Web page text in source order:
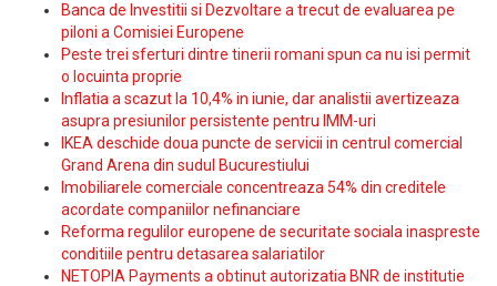
Banca de Investitii si Dezvoltare a trecut de evaluarea pe
piloni a Comisiei Europene
Peste trei sferturi dintre tinerii romani spun ca nu isi permit
o locuinta proprie
Inflatia a scazut la 10,4% in iunie, dar analistii avertizeaza
asupra presiunilor persistente pentru IMM-uri
IKEA deschide doua puncte de servicii in centrul comercial
Grand Arena din sudul Bucurestiului
Imobiliarele comerciale concentreaza 54% din creditele
acordate companiilor nefinanciare
Reforma regulilor europene de securitate sociala inaspreste
conditiile pentru detasarea salariatilor
NETOPIA Payments a obtinut autorizatia BNR de institutie